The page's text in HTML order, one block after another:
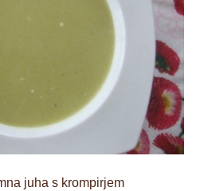
juha s krompirjem